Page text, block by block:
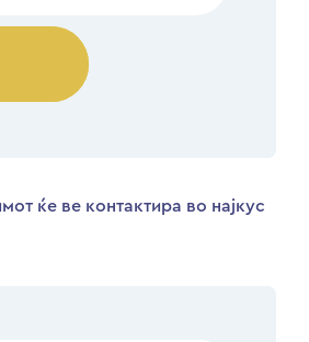
ќе ве контактира во најкус